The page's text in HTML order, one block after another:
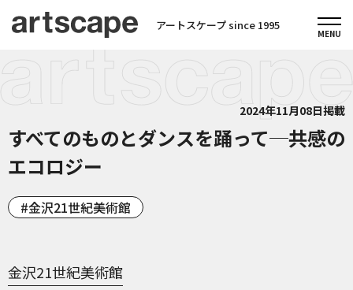
アートスケープ since 1995
2024年11月08日掲載
すべてのものとダンスを踊って─共感の
エコロジー
金沢21世紀美術館
金沢21世紀美術館